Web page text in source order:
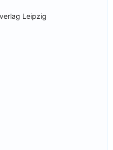
Leipzig